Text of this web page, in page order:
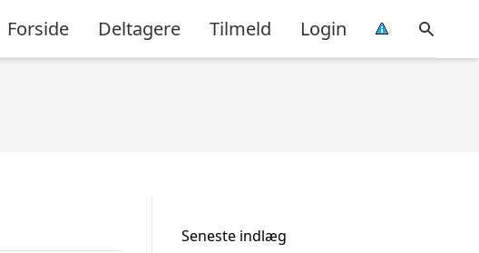
Forside Deltagere Tilmeld Login
Seneste indlæg